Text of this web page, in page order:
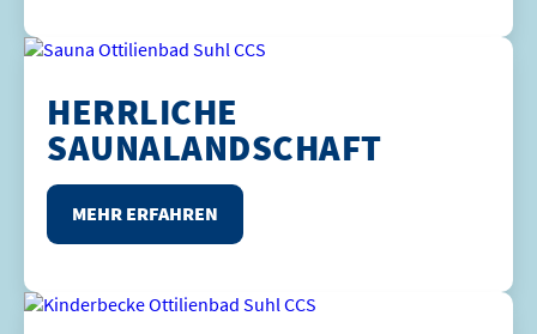
HERRLICHE
SAUNALANDSCHAFT
MEHR ERFAHREN